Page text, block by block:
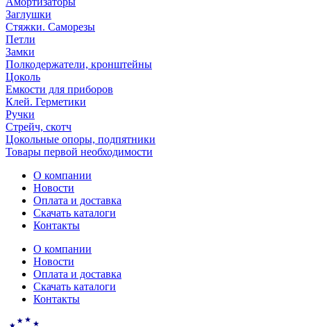
Заглушки
Стяжки. Саморезы
Петли
Замки
Полкодержатели, кронштейны
Цоколь
Емкости для приборов
Клей. Герметики
Ручки
Стрейч, скотч
Цокольные опоры, подпятники
Товары первой необходимости
О компании
Новости
Оплата и доставка
Скачать каталоги
Контакты
О компании
Новости
Оплата и доставка
Скачать каталоги
Контакты